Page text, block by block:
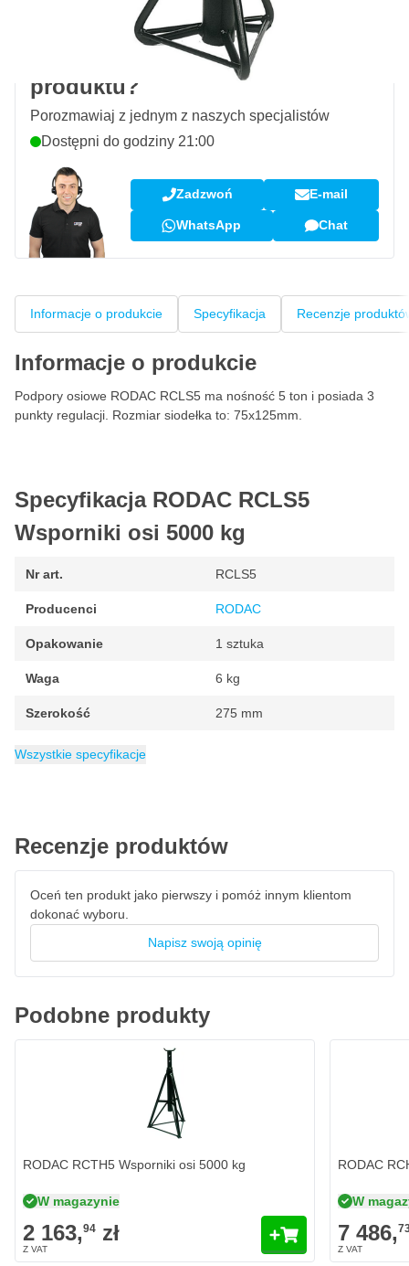
4,58/5 (7 072 recenzji)
Pytanie dotyczące tego
produktu?
Porozmawiaj z jednym z naszych specjalistów
Dostępni do godziny 21:00
Zadzwoń E-mail
WhatsApp Chat
Informacje o produkcie Specyfikacja Recenzje
Informacje o produkcie
Podpory osiowe RODAC RCLS5 ma nośność 5 ton i posiada 3
punkty regulacji. Rozmiar siodełka to: 75x125mm.
Specyfikacja RODAC RCLS5
Wsporniki osi 5000 kg
Nr art. RCLS5
Producenci RODAC
Opakowanie 1 sztuka
Waga 6 kg
Szerokość 275 mm
EAN 8717659122947
Kategoria Wymiana opon
Wszystkie specyfikacje
Recenzje produktów
Oceń ten produkt jako pierwszy i pomóż innym klientom
dokonać wyboru.
Napisz swoją opinię
Podobne produkty
RODAC RCTH5 Wsporniki osi 5000 kg
W magazynie
2 163,94 zł
RODAC
W
7 486,